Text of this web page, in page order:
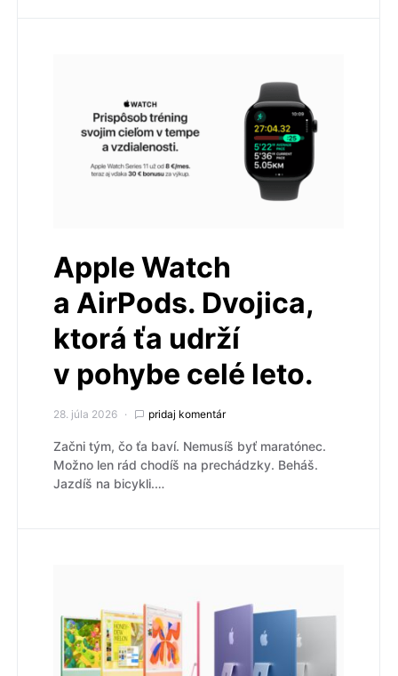
Apple Watch
a AirPods. Dvojica,
ktorá ťa udrží
v pohybe celé leto.
28. júla 2026 pridaj komentár
Začni tým, čo ťa baví. Nemusíš byť maratónec.
Možno len rád chodíš na prechádzky. Beháš.
Jazdíš na bicykli.…